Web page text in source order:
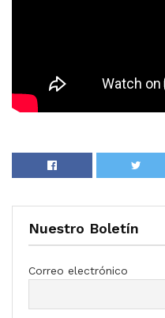
Nuestro Boletín
Correo electrónico